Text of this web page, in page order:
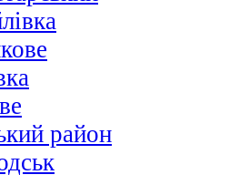
район